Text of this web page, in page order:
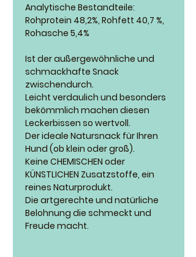
Analytische Bestandteile:
Rohprotein 48,2%, Rohfett 40,7 %,
Rohasche 5,4%
Ist der außergewöhnliche und
schmackhafte Snack
zwischendurch.
Leicht verdaulich und besonders
bekömmlich machen diesen
Leckerbissen so wertvoll.
Der ideale Natursnack für Ihren
Hund (ob klein oder groß).
Keine CHEMISCHEN oder
KÜNSTLICHEN Zusatzstoffe, ein
reines Naturprodukt.
Die artgerechte und natürliche
Belohnung die schmeckt und
Freude macht.